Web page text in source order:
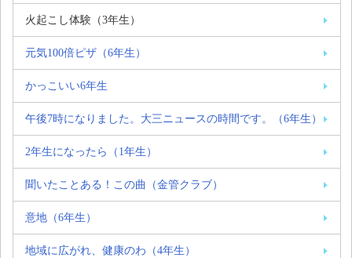
火起こし体験（3年生）
元気100倍ピザ（6年生）
かっこいい6年生
午後7時になりました。大三ニュースの時間です。（6年生）
2年生になったら（1年生）
聞いたことある！この曲（金管クラブ）
意地（6年生）
地域に広がれ、健康のわ（4年生）